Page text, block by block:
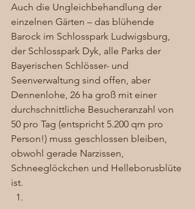
Auch die Ungleichbehandlung der
einzelnen Gärten – das blühende
Barock im Schlosspark Ludwigsburg,
der Schlosspark Dyk, alle Parks der
Bayerischen Schlösser- und
Seenverwaltung sind offen, aber
Dennenlohe, 26 ha groß mit einer
durchschnittliche Besucheranzahl von
50 pro Tag (entspricht 5.200 qm pro
Person!) muss geschlossen bleiben,
obwohl gerade Narzissen,
Schneeglöckchen und Helleborusblüte
ist.